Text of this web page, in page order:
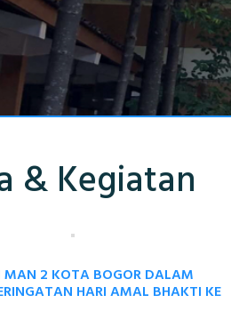
& Kegiatan
MAN 2 KOTA BOGOR DALAM
HARI AMAL BHAKTI KE